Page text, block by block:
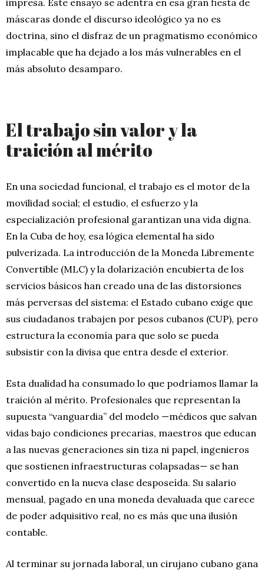
máscaras donde el discurso ideológico ya no es
doctrina, sino el disfraz de un pragmatismo económico
implacable que ha dejado a los más vulnerables en el
más absoluto desamparo.
El trabajo sin valor y la
traición al mérito
En una sociedad funcional, el trabajo es el motor de la
movilidad social; el estudio, el esfuerzo y la
especialización profesional garantizan una vida digna.
En la Cuba de hoy, esa lógica elemental ha sido
pulverizada. La introducción de la Moneda Libremente
Convertible (MLC) y la dolarización encubierta de los
servicios básicos han creado una de las distorsiones
más perversas del sistema: el Estado cubano exige que
sus ciudadanos trabajen por pesos cubanos (CUP), pero
estructura la economía para que solo se pueda
subsistir con la divisa que entra desde el exterior.
Esta dualidad ha consumado lo que podríamos llamar la
traición al mérito. Profesionales que representan la
supuesta “vanguardia” del modelo —médicos que salvan
vidas bajo condiciones precarias, maestros que educan
a las nuevas generaciones sin tiza ni papel, ingenieros
que sostienen infraestructuras colapsadas— se han
convertido en la nueva clase desposeída. Su salario
mensual, pagado en una moneda devaluada que carece
de poder adquisitivo real, no es más que una ilusión
contable.
Al terminar su jornada laboral, un cirujano cubano gana